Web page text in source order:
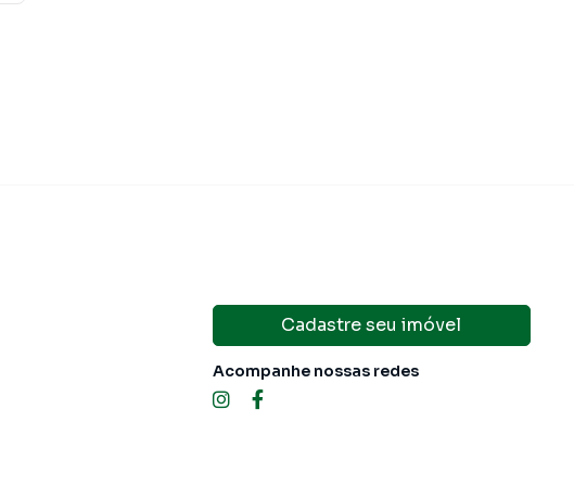
Cadastre seu imóvel
Acompanhe nossas redes